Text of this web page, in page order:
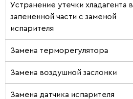
Устранение утечки хладагента в
запененной части с заменой
испарителя
Замена терморегулятора
Замена воздушной заслонки
Замена датчика испарителя